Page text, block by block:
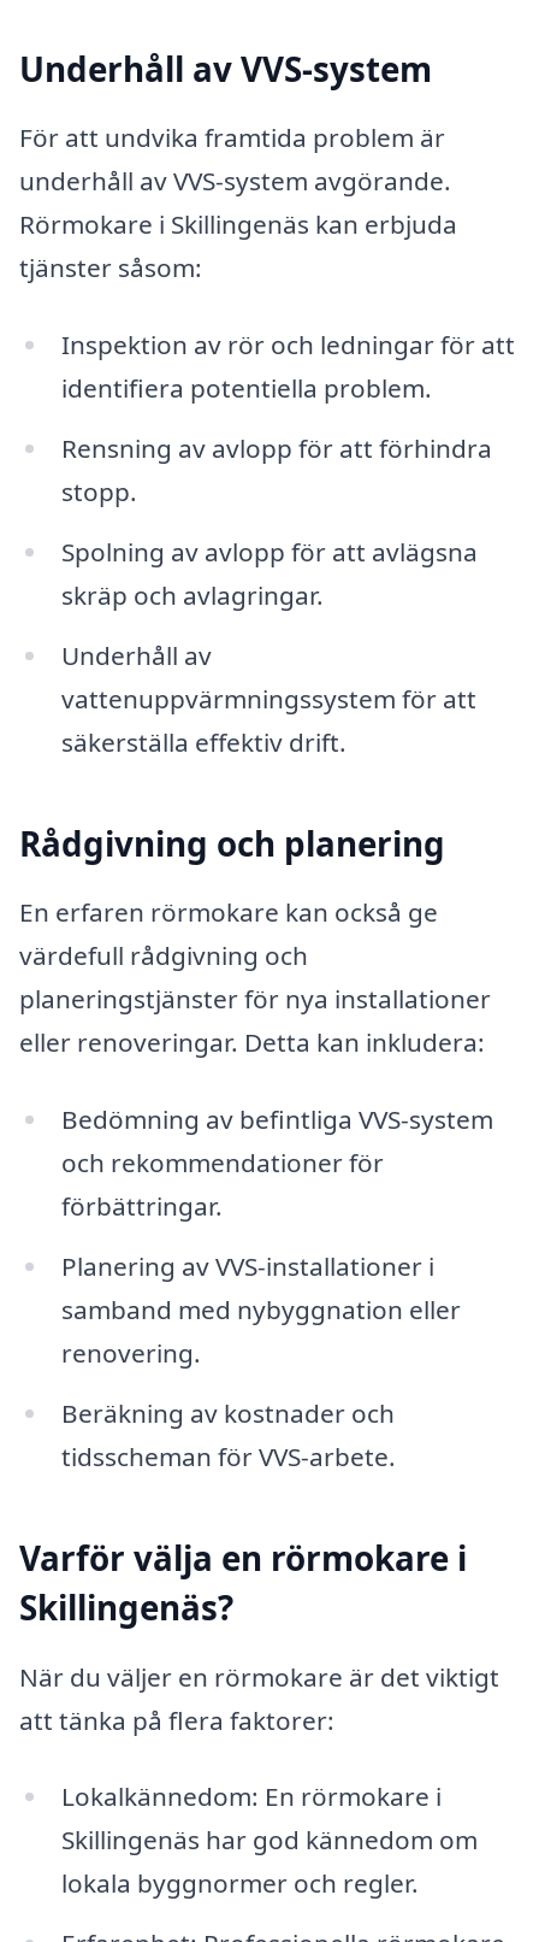
Underhåll av VVS-system
För att undvika framtida problem är
underhåll av VVS-system avgörande.
Rörmokare i Skillingenäs kan erbjuda
tjänster såsom:
Inspektion av rör och ledningar för att
identifiera potentiella problem.
Rensning av avlopp för att förhindra
stopp.
Spolning av avlopp för att avlägsna
skräp och avlagringar.
Underhåll av
vattenuppvärmningssystem för att
säkerställa effektiv drift.
Rådgivning och planering
En erfaren rörmokare kan också ge
värdefull rådgivning och
planeringstjänster för nya installationer
eller renoveringar. Detta kan inkludera:
Bedömning av befintliga VVS-system
och rekommendationer för
förbättringar.
Planering av VVS-installationer i
samband med nybyggnation eller
renovering.
Beräkning av kostnader och
tidsscheman för VVS-arbete.
Varför välja en rörmokare i
Skillingenäs?
När du väljer en rörmokare är det viktigt
att tänka på flera faktorer:
Lokalkännedom: En rörmokare i
Skillingenäs har god kännedom om
lokala byggnormer och regler.